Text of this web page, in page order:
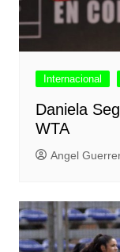
Internacional
Daniela
WTA
Angel